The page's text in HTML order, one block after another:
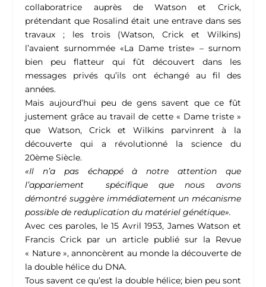
collaboratrice auprès de Watson et Crick,
prétendant que Rosalind était une entrave dans ses
travaux ; les trois (Watson, Crick et Wilkins)
l’avaient surnommée «La Dame triste» – surnom
bien peu flatteur qui fût découvert dans les
messages privés qu’ils ont échangé au fil des
années.
Mais aujourd’hui peu de gens savent que ce fût
justement grâce au travail de cette « Dame triste »
que Watson, Crick et Wilkins parvinrent à la
découverte qui a révolutionné la science du
20ème Siècle.
«Il n’a pas échappé à notre attention que
l’appariement spécifique que nous avons
démontré suggère immédiatement un mécanisme
possible de reduplication du matériel génétique».
Avec ces paroles, le 15 Avril 1953, James Watson et
Francis Crick par un article publié sur la Revue
« Nature », annoncèrent au monde la découverte de
la double hélice du DNA.
Tous savent ce qu’est la double hélice; bien peu sont